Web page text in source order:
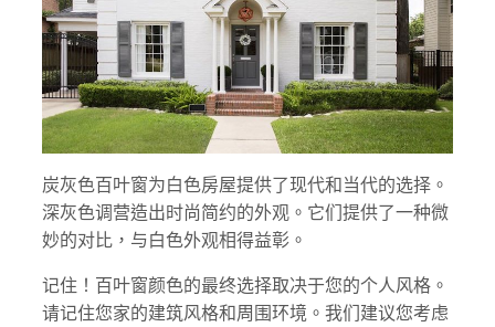
炭灰色百叶窗为白色房屋提供了现代和当代的选择。
深灰色调营造出时尚简约的外观。它们提供了一种微
妙的对比，与白色外观相得益彰。
记住！百叶窗颜色的最终选择取决于您的个人风格。
请记住您家的建筑风格和周围环境。我们建议您考虑